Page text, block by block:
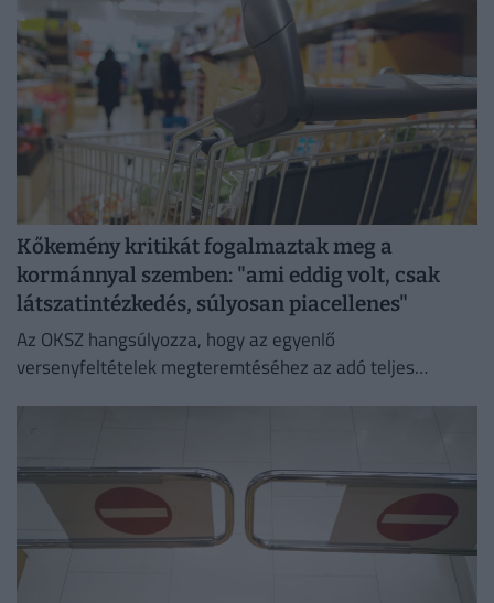
Kőkemény kritikát fogalmaztak meg a
kormánnyal szemben: "ami eddig volt, csak
látszatintézkedés, súlyosan piacellenes"
Az OKSZ hangsúlyozza, hogy az egyenlő
versenyfeltételek megteremtéséhez az adó teljes